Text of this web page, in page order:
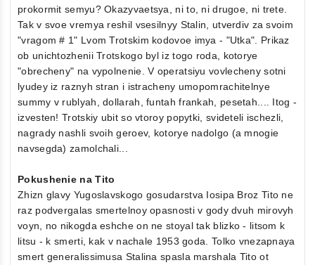
prokormit semyu? Okazyvaetsya, ni to, ni drugoe, ni trete.
Tak v svoe vremya reshil vsesilnyy Stalin, utverdiv za svoim
"vragom # 1" Lvom Trotskim kodovoe imya - "Utka". Prikaz
ob unichtozhenii Trotskogo byl iz togo roda, kotorye
"obrecheny" na vypolnenie. V operatsiyu vovlecheny sotni
lyudey iz raznyh stran i istracheny umopomrachitelnye
summy v rublyah, dollarah, funtah frankah, pesetah.... Itog -
izvesten! Trotskiy ubit so vtoroy popytki, svideteli ischezli,
nagrady nashli svoih geroev, kotorye nadolgo (a mnogie
navsegda) zamolchali...
Pokushenie na Tito
Zhizn glavy Yugoslavskogo gosudarstva Iosipa Broz Tito ne
raz podvergalas smertelnoy opasnosti v gody dvuh mirovyh
voyn, no nikogda eshche on ne stoyal tak blizko - litsom k
litsu - k smerti, kak v nachale 1953 goda. Tolko vnezapnaya
smert generalissimusa Stalina spasla marshala Tito ot